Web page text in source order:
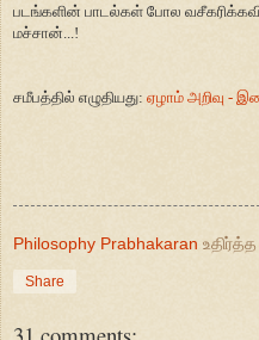
படங்களின் பாடல்கள் போல
மச்சான்...!
சமீபத்தில் எழுதியது: ஏழாம் அறிவு -
Philosophy Prabhakaran
Share